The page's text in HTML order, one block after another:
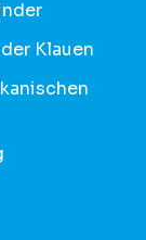
Klauen